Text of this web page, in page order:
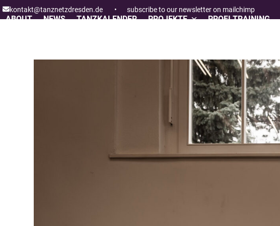
Skip
to
kontakt@tanznetzdresden.de • subscribe to our newsletter on mailchimp
ABOUT NEWS TANZKALENDER PROJEKTE PROFI TRAINING